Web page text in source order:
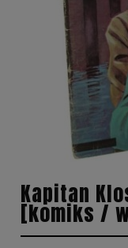
Kapitan
[komiks /